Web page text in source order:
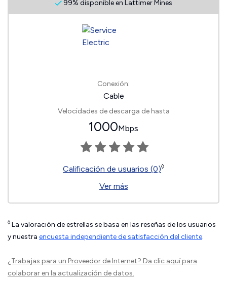
99% disponible en Lattimer Mines
Conexión:
Cable
Velocidades de descarga de hasta
1000Mbps
Calificación de usuarios (0)◊
Ver más
◊ La valoración de estrellas se basa en las reseñas de los usuarios
y nuestra encuesta independiente de satisfacción del cliente.
¿Trabajas para un Proveedor de Internet? Da clic aquípara
colaborar en la actualización de datos.